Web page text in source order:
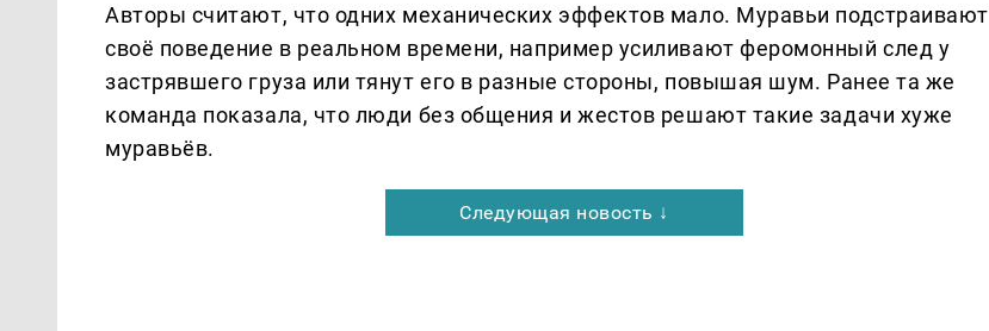
Авторы считают, что одних механических эффектов мало. Муравьи подстраивают
своё поведение в реальном времени, например усиливают феромонный след у
застрявшего груза или тянут его в разные стороны, повышая шум. Ранее та же
команда показала, что люди без общения и жестов решают такие задачи хуже
муравьёв.
Следующая новость ↓